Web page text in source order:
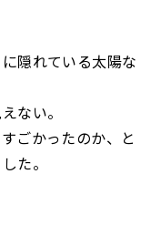
隠れている太陽な
ない。
ごかったのか、と
た。